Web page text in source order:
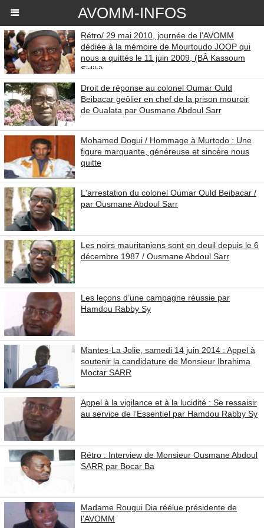
AVOMM-INFOS
Rétro/ 29 mai 2010, journée de l'AVOMM
dédiée à la mémoire de Mourtoudo JOOP qui
nous a quittés le 11 juin 2009, (BÂ Kassoum
Sidiki)...
Droit de réponse au colonel Oumar Ould
Beibacar geôlier en chef de la prison mouroir
de Oualata par Ousmane Abdoul Sarr
Mohamed Dogui / Hommage à Murtodo : Une
figure marquante, généreuse et sincère nous
quitte
L'arrestation du colonel Oumar Ould Beibacar /
par Ousmane Abdoul Sarr
Les noirs mauritaniens sont en deuil depuis le 6
décembre 1987 / Ousmane Abdoul Sarr
Les leçons d’une campagne réussie par
Hamdou Rabby Sy
Mantes-La Jolie, samedi 14 juin 2014 : Appel à
soutenir la candidature de Monsieur Ibrahima
Moctar SARR
Appel à la vigilance et à la lucidité : Se ressaisir
au service de l’Essentiel par Hamdou Rabby Sy
Rétro : Interview de Monsieur Ousmane Abdoul
SARR par Bocar Ba
Madame Rougui Dia réélue présidente de
l'AVOMM